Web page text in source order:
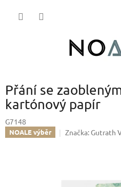
Přání se
kartónový papír
G7148
NOALE výběr Značka: Gutrath